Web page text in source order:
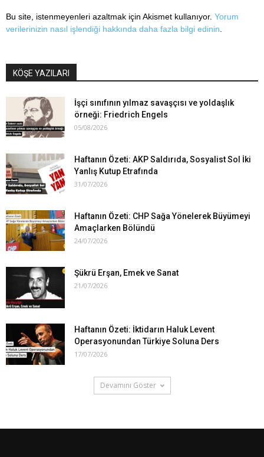
Bu site, istenmeyenleri azaltmak için Akismet kullanıyor. Yorum
verilerinizin nasıl işlendiği hakkında daha fazla bilgi edinin
KÖŞE YAZILARI
İşçi sınıfının yılmaz savaşçısı ve yoldaşlık
örneği: Friedrich Engels
05/08/2026
Haftanın Özeti: AKP Saldırıda, Sosyalist Sol İki
Yanlış Kutup Etrafında
31/07/2026
Haftanın Özeti: CHP Sağa Yönelerek Büyümeyi
Amaçlarken Bölündü
24/07/2026
Şükrü Erşan, Emek ve Sanat
21/07/2026
Haftanın Özeti: İktidarın Haluk Levent
Operasyonundan Türkiye Soluna Ders
17/07/2026
Devamını Göster